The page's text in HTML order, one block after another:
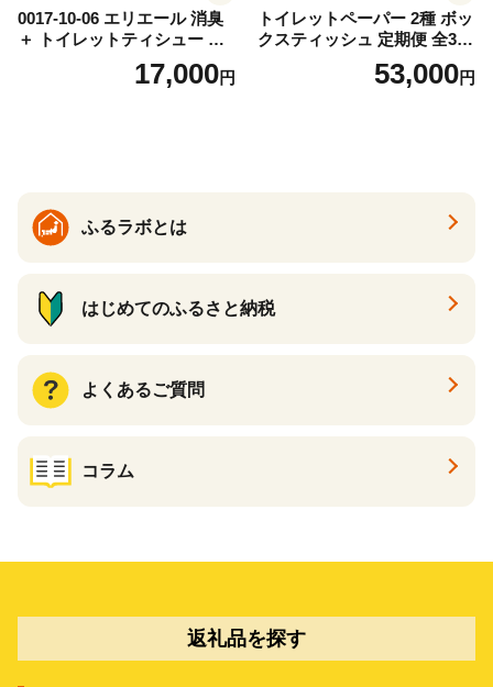
0017-10-06 エリエール 消臭
＋ トイレットティシュー し
っかり香るフレッシュクリア
の香り ダブル 12ロール×6パ
17,000円
トイレットペーパー 2種 ボッ
クスティッシュ 定期便 全3
回 日本製 まとめ買い 防災
常備品 日用雑貨 消耗品 生活
53,000円
ふるラボとは
はじめてのふるさと納税
よくあるご質問
コラム
返礼品を探す